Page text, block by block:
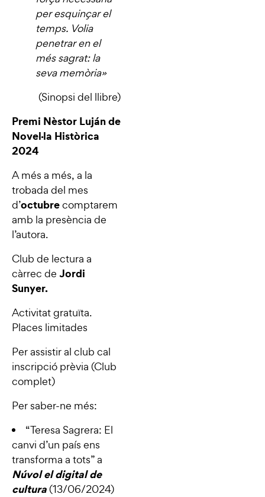
per esquinçar el
temps. Volia
penetrar en el
més sagrat: la
seva memòria»
(Sinopsi del llibre)
Premi Nèstor Luján de
Novel·la Històrica
2024
A més a més, a la
trobada del mes
d’octubrecomptarem
amb la presència de
l’autora.
Club de lectura a
càrrec de Jordi
Sunyer.
Activitat gratuïta.
Places limitades
Per assistir al club cal
inscripció prèvia (Club
complet)
Per saber-ne més:
“Teresa Sagrera: El
canvi d’un país ens
transforma a tots”a
Núvol el digital de
cultura(13/06/2024)